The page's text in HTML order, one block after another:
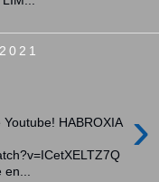
›
HABROXIA